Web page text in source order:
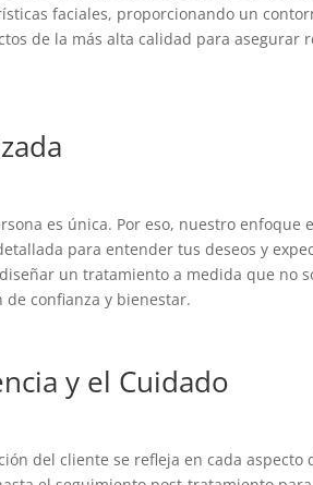
faciales, proporcionando un
de la más alta calidad para asegurar
es única. Por eso, nuestro enfoque
para entender tus deseos y
un tratamiento a medida que no
confianza y bienestar.
y el Cuidado
del cliente se refleja en cada